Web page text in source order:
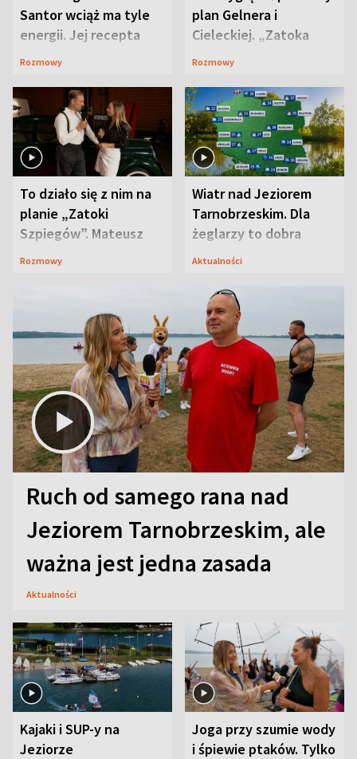
Santor wciąż ma tyle
energii. Jej recepta
jest zaskakująco
Rozmowy
plan Gelnera i
Cieleckiej. „Zatoka
szpiegów” od razu ich
Rozmowy
To działo się z nim na
planie „Zatoki
Szpiegów”. Mateusz
Janicki odsłonił
Rozmowy
Wiatr nad Jeziorem
Tarnobrzeskim. Dla
żeglarzy to dobra
wiadomość
Aktualności
Ruch od samego rana nad
Jeziorem Tarnobrzeskim, ale
ważna jest jedna zasada
Aktualności
Kajaki i SUP-y na
Jeziorze
Joga przy szumie wody
i śpiewie ptaków. Tylko